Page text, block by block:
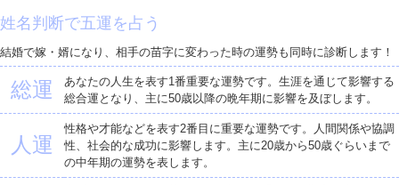
姓名判断で五運を占う
結婚で嫁・婿になり、相手の苗字に変わった時の運勢も同時に診断します！
総運
あなたの人生を表す1番重要な運勢です。生涯を通じて影響する
総合運となり、主に50歳以降の晩年期に影響を及ぼします。
人運
性格や才能などを表す2番目に重要な運勢です。人間関係や協調
性、社会的な成功に影響します。主に20歳から50歳ぐらいまで
の中年期の運勢を表します。